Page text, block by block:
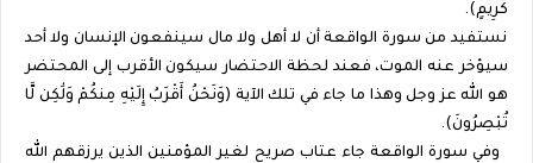
كَرِيمٍ).
نستفيد من سورة الواقعة أن لا أهل ولا مال سينفعون الإنسان ولا أحد
سيؤخر عنه الموت، فعند لحظة الاحتضار سيكون الأقرب إلى المحتضر
هو الله عز وجل وهذا ما جاء في تلك الآية (وَنَحْنُ أَقْرَبُ إِلَيْهِ مِنكُمْ وَلَٰكِن لَّا
تُبْصِرُونَ).
وفي سورة الواقعة جاء عتاب صريح لغير المؤمنين الذين يرزقهم الله